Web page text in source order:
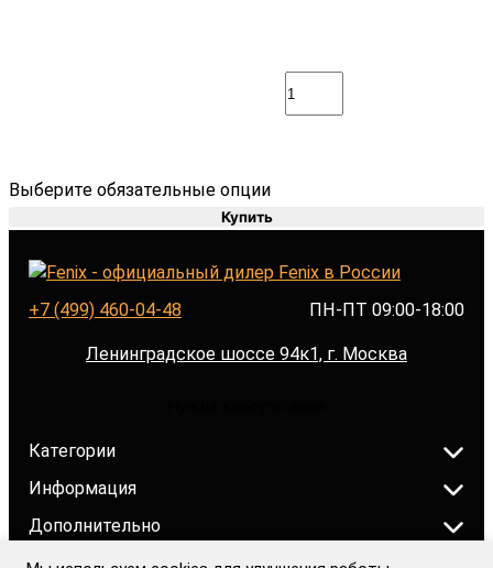
Выберите обязательные опции
Купить
+7 (499) 460-04-48 ПН-ПТ 09:00-18:00
Ленинградское шоссе 94к1, г. Москва
Категории
Информация
Дополнительно